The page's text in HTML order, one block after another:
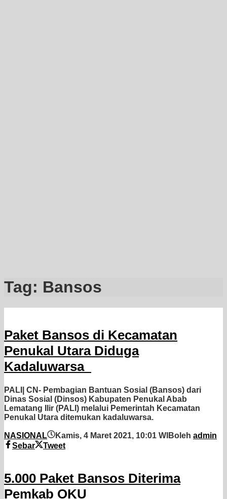
Tag: Bansos
Paket Bansos di Kecamatan
Penukal Utara Diduga
Kadaluwarsa
PALI| CN- Pembagian Bantuan Sosial (Bansos) dari
Dinas Sosial (Dinsos) Kabupaten Penukal Abab
Lematang Ilir (PALI) melalui Pemerintah Kecamatan
Penukal Utara ditemukan kadaluwarsa.
NASIONAL Kamis, 4 Maret 2021, 10:01 WIBoleh admin
Sebar
Tweet
5.000 Paket Bansos Diterima
Pemkab OKU